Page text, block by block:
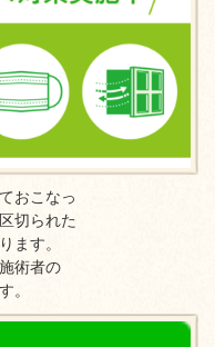
おこなっ
切られた
ます。
術者の
。